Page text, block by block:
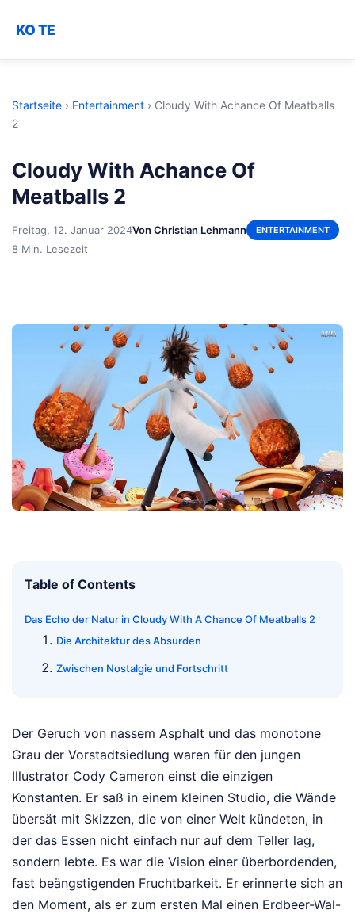
KO TE
Startseite › Entertainment › Cloudy With Achance Of Meatballs
2
Cloudy With Achance Of
Meatballs 2
Freitag, 12. Januar 2024Von Christian Lehmann ENTERTAINMENT
8 Min. Lesezeit
Table of Contents
Das Echo der Natur in Cloudy With A Chance Of Meatballs 2
Die Architektur des Absurden
Zwischen Nostalgie und Fortschritt
Der Geruch von nassem Asphalt und das monotone
Grau der Vorstadtsiedlung waren für den jungen
Illustrator Cody Cameron einst die einzigen
Konstanten. Er saß in einem kleinen Studio, die Wände
übersät mit Skizzen, die von einer Welt kündeten, in
der das Essen nicht einfach nur auf dem Teller lag,
sondern lebte. Es war die Vision einer überbordenden,
fast beängstigenden Fruchtbarkeit. Er erinnerte sich an
den Moment, als er zum ersten Mal einen Erdbeer-Wal-